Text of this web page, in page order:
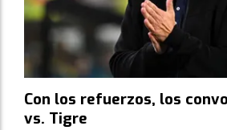
Con los refuerzos, los
vs. Tigre